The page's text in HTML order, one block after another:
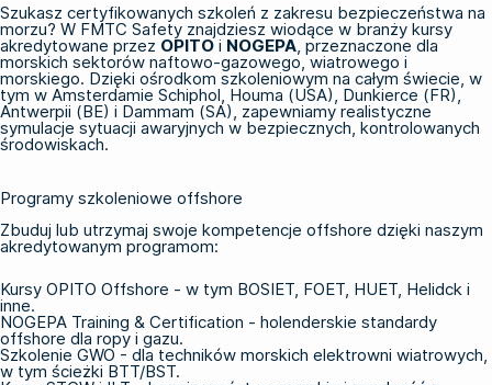
Szukasz certyfikowanych szkoleń z zakresu bezpieczeństwa na
morzu? W FMTC Safety znajdziesz wiodące w branży kursy
akredytowane przez OPITOi NOGEPA , przeznaczone dla
morskich sektorów naftowo-gazowego, wiatrowego i
morskiego. Dzięki ośrodkom szkoleniowym na całym świecie, w
tym w Amsterdamie Schiphol, Houma (USA), Dunkierce (FR),
Antwerpii (BE) i Dammam (SA), zapewniamy realistyczne
symulacje sytuacji awaryjnych w bezpiecznych, kontrolowanych
środowiskach.
Programy szkoleniowe offshore
Zbuduj lub utrzymaj swoje kompetencje offshore dzięki naszym
akredytowanym programom:
Kursy OPITO Offshore - w tym BOSIET, FOET, HUET, Helidck i
inne.
NOGEPA Training & Certification - holenderskie standardy
offshore dla ropy i gazu.
Szkolenie GWO - dla techników morskich elektrowni wiatrowych,
w tym ścieżki BTT/BST.